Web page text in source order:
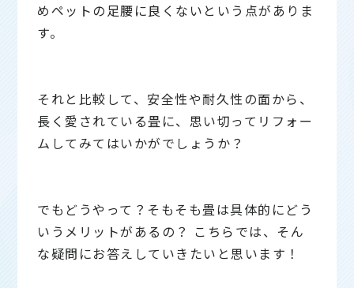
めペットの足腰に良くないという点がありま
す。
それと比較して、安全性や耐久性の面から、
長く愛されている畳に、思い切ってリフォー
ムしてみてはいかがでしょうか？
でもどうやって？そもそも畳は具体的にどう
いうメリットがあるの？ こちらでは、そん
な疑問にお答えしていきたいと思います！